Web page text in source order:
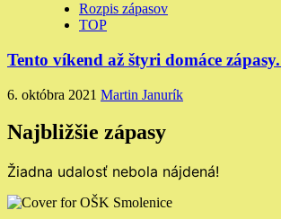
Rozpis zápasov
TOP
Tento víkend až štyri domáce
6. októbra 2021 Martin Janurík
Najbližšie zápasy
Žiadna udalosť nebola nájdená!